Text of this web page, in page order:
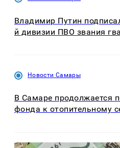
Владимир Путин
й дивизии ПВО звания
Новости Самары
В Самаре продолжается
фонда к отопительному